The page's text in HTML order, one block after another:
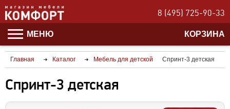
8 (495) 725-90-33
МЕНЮ КОРЗИНА
Главная Каталог Мебель для детской Спринт-3 детская
Спринт-3 детская